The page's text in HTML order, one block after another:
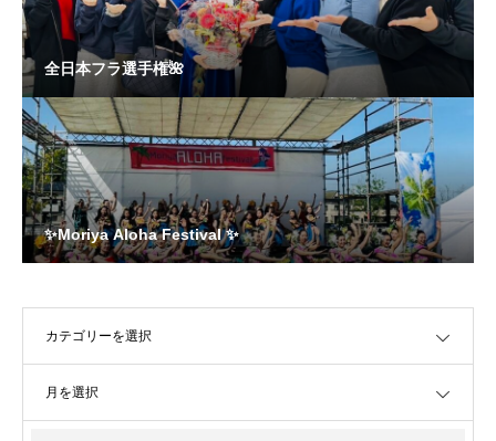
全日本フラ選手権🌺
✨Moriya Aloha Festival ✨